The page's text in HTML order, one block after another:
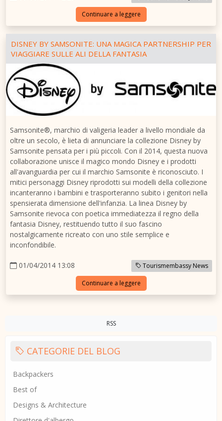
Continuare a leggere
DISNEY BY SAMSONITE: UNA MAGICA PARTNERSHIP PER
VIAGGIARE SULLE ALI DELLA FANTASIA
Samsonite®, marchio di valigeria leader a livello mondiale da
oltre un secolo, è lieta di annunciare la collezione Disney by
Samsonite pensata per i più piccoli. Con il 2014, questa nuova
collaborazione unisce il magico mondo Disney e i prodotti
all'avanguardia per cui il marchio Samsonite è riconosciuto. I
mitici personaggi Disney riprodotti sui modelli della collezione
incanteranno i bambini e trasporteranno subito i genitori nella
spensierata dimensione dell'infanzia. La linea Disney by
Samsonite rievoca con poetica immediatezza il regno della
fantasia Disney, restituendo tutto il suo fascino
nostalgicamente ricreato con uno stile semplice e
inconfondibile.
01/04/2014 13:08 Tourismembassy News
Continuare a leggere
RSS
CATEGORIE DEL BLOG
Backpackers
Best of
Designs & Architecture